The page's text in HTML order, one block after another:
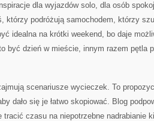
dla wyjazdów solo, dla osób
którzy podróżują samochodem, którzy
idealna na krótki weekend, bo daje
być dzień w mieście, innym razem pętla
scenariusze wycieczek. To
dało się je łatwo skopiować. Blog
tracić czasu na niepotrzebne nadrabianie